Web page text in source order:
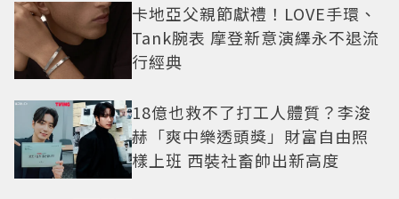
卡地亞父親節獻禮！LOVE手環、
Tank腕表 摩登新意演繹永不退流
行經典
18億也救不了打工人體質？李浚
赫「爽中樂透頭獎」財富自由照
樣上班 西裝社畜帥出新高度